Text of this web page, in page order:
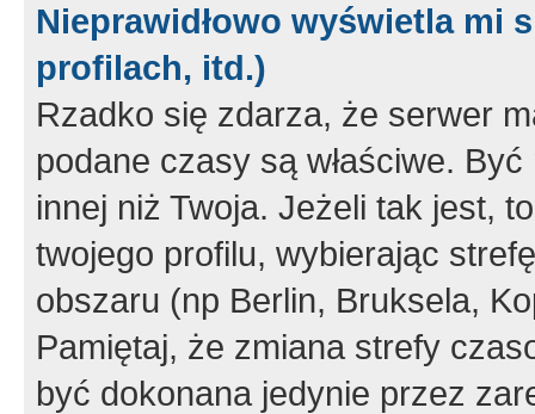
Nieprawidłowo wyświetla mi
profilach, itd.)
Rzadko się zdarza, że serwer
podane czasy są właściwe.
innej niż Twoja. Jeżeli tak jest,
twojego profilu, wybierając
obszaru (np Berlin, Bruksela,
Pamiętaj, że zmiana strefy
być dokonana jedynie przez